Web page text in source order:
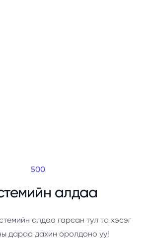
500
алдаа
алдаа гарсан тул та хэсэг
дараа дахин оролдоно уу!